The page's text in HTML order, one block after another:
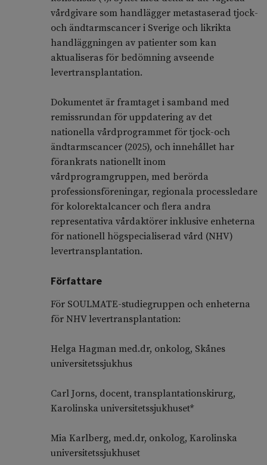
vårdgivare som handlägger metastaserad tjock-
och ändtarmscancer i Sverige och likrikta
handläggningen av patienter som kan
aktualiseras för bedömning avseende
levertransplantation.
Dokumentet är framtaget i samband med
remissrundan för uppdatering av det
nationella vårdprogrammet för tjock-och
ändtarmscancer (2025), och innehållet har
förankrats nationellt inom
vårdprogramgruppen, med berörda
professionsföreningar, regionala processledare
för kolorektalcancer och flera andra
representativa vårdaktörer inklusive enheterna
för nationell högspecialiserad vård (NHV)
levertransplantation.
Författare
För SOULMATE-studiegruppen och enheterna
för NHV levertransplantation:
Helga Hagman med.dr, onkolog, Skånes
universitetssjukhus
Carl Jorns, docent, transplantationskirurg,
Karolinska universitetssjukhuset*
Mia Karlberg, med.dr, onkolog, Karolinska
universitetssjukhuset